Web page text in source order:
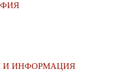
И ИНФОРМАЦИЯ